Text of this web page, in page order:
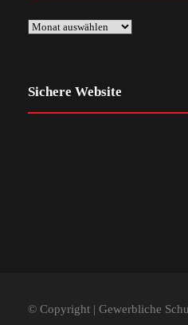
Sichere Website
© Copyright | Gewerbliche